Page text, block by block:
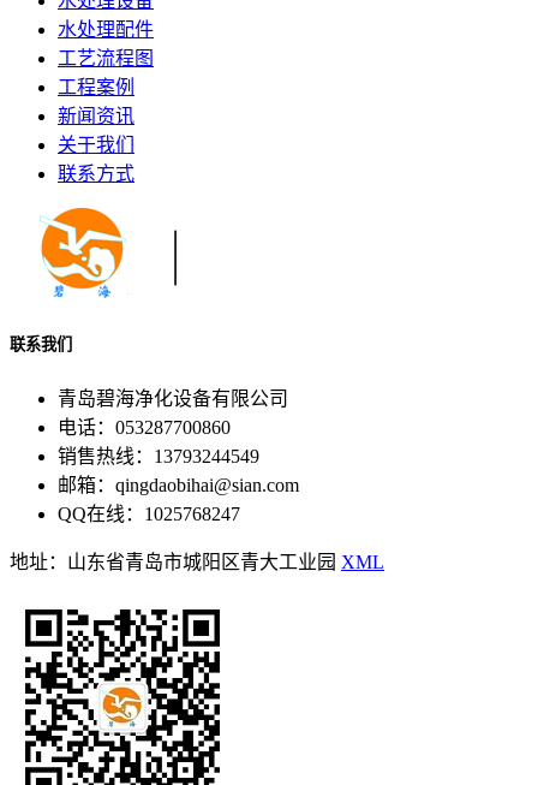
水处理配件
工艺流程图
工程案例
新闻资讯
关于我们
联系方式
联系我们
青岛碧海净化设备有限公司
电话：053287700860
销售热线：13793244549
邮箱：qingdaobihai@sian.com
QQ在线：1025768247
地址：山东省青岛市城阳区青大工业园 XML